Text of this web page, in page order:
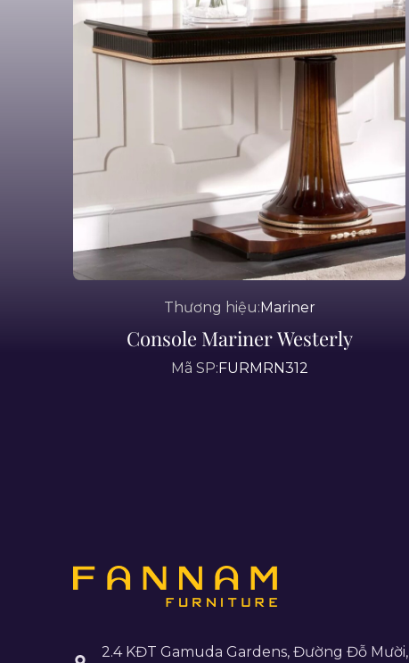
Thương hiệu: Mariner
Console Mariner Westerly
Mã SP: FURMRN312
2.4 KĐT Gamuda Gardens, Đường Đỗ Mười,